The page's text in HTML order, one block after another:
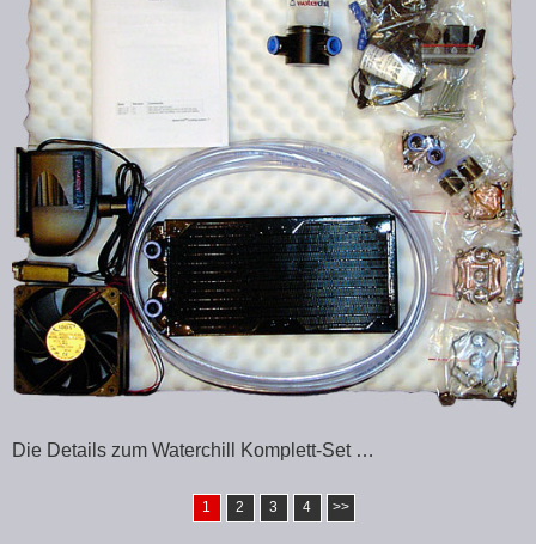
Die Details zum Waterchill Komplett-Set …
1 2 3 4 >>